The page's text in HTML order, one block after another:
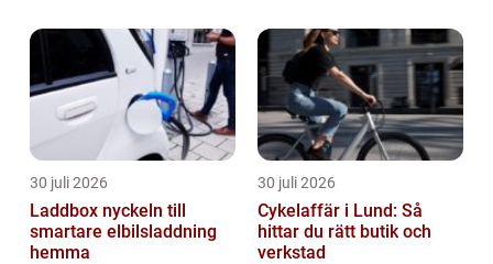
ge en övergripande över...
30 juli 2026
Laddbox nyckeln till
smartare elbilsladdning
hemma
30 juli 2026
Cykelaffär i Lund: Så
hittar du rätt butik och
verkstad